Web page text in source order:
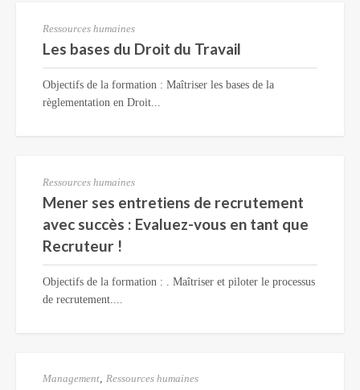
Ressources humaines
Les bases du Droit du Travail
Objectifs de la formation : Maîtriser les bases de la
règlementation en Droit...
Ressources humaines
Mener ses entretiens de recrutement
avec succès : Evaluez-vous en tant que
Recruteur !
Objectifs de la formation : . Maîtriser et piloter le processus
de recrutement....
Management, Ressources humaines